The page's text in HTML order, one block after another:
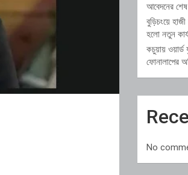
আবেদনের
বুড়িচংয়ে
হলো নতুন
কচুয়ায়
ফোনালাপের
No